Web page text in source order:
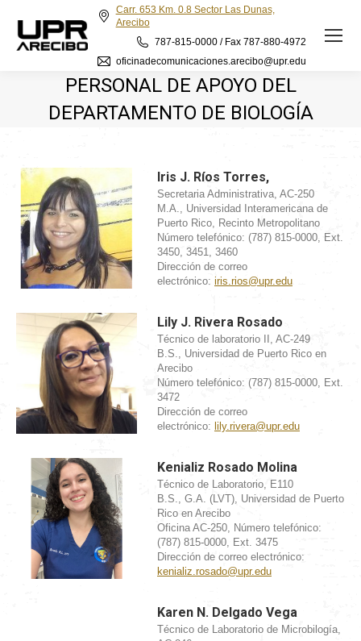
Carr. 653 Km. 0.8 Sector Las Dunas,
Arecibo
787-815-0000 / Fax 787-880-4972
oficinadecomunicaciones.arecibo@upr.edu
PERSONAL DE APOYO DEL
DEPARTAMENTO DE BIOLOGÍA
Iris J. Ríos Torres,
Secretaria Administrativa, AC-250
M.A., Universidad Interamericana de
Puerto Rico, Recinto Metropolitano
Número telefónico: (787) 815-0000, Ext.
3450, 3451, 3460
Dirección de correo
electrónico: iris.rios@upr.edu
Lily J. Rivera Rosado
Técnico de laboratorio II, AC-249
B.S., Universidad de Puerto Rico en
Arecibo
Número telefónico: (787) 815-0000, Ext.
3472
Dirección de correo
electrónico: lily.rivera@upr.edu
Kenializ Rosado Molina
Técnico de Laboratorio, E110
B.S., G.A. (LVT), Universidad de Puerto
Rico en Arecibo
Oficina AC-250, Número telefónico:
(787) 815-0000, Ext. 3475
Dirección de correo electrónico:
kenializ.rosado@upr.edu
Karen N. Delgado Vega
Técnico de Laboratorio de Microbilogía,